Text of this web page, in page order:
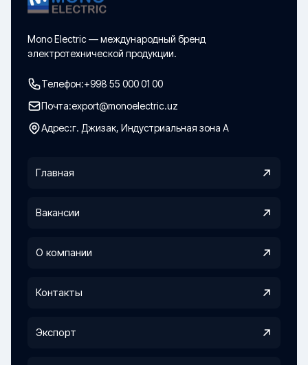
Mono Electric — международный бренд
электротехнической продукции.
Телефон:+998 55 000 01 00
Почта:export@monoelectric.uz
Адрес:г. Джизак, Индустриальная зона А
Главная
Вакансии
О компании
Контакты
Экспорт